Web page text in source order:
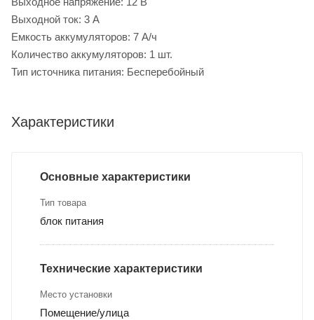
Выходной ток: 3 А
Емкость аккумуляторов: 7 А/ч
Количество аккумуляторов: 1 шт.
Тип источника питания: Бесперебойный
Характеристики
Основные характеристики
Тип товара
блок питания
Технические характеристики
Место установки
Помещение/улица